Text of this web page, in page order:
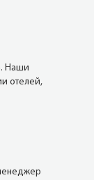
Наши
отелей,